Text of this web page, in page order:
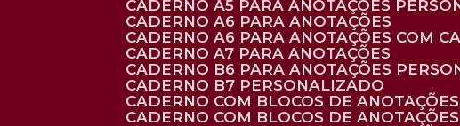
CADERNO A5 PARA ANOTAÇÕES
CADERNO A6 PARA ANOTAÇÕES
CADERNO A6 PARA ANOTAÇÕES COM
CADERNO A7 PARA ANOTAÇÕES
CADERNO B6 PARA ANOTAÇÕES
CADERNO B7 PERSONALIZADO
CADERNO COM BLOCOS DE
CADERNO COM BLOCOS DE